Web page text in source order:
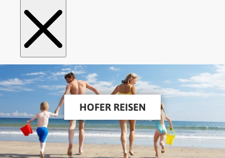
HOFER REISEN